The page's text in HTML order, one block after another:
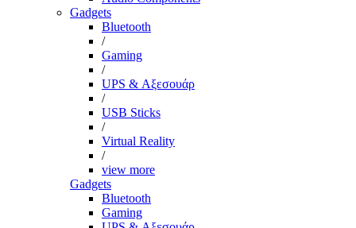
Gadgets
Bluetooth
/
Gaming
/
UPS & Αξεσουάρ
/
USB Sticks
/
Virtual Reality
/
view more
Gadgets
Bluetooth
Gaming